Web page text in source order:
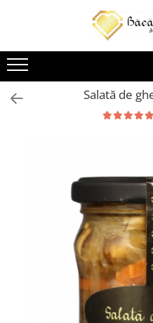
Zacusca
Desert
Salată de